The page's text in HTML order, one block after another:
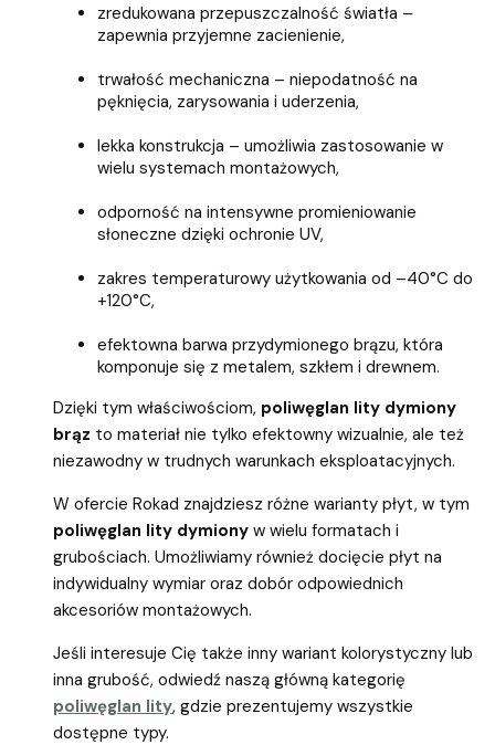
zredukowana przepuszczalność światła –
zapewnia przyjemne zacienienie,
trwałość mechaniczna – niepodatność na
pęknięcia, zarysowania i uderzenia,
lekka konstrukcja – umożliwia zastosowanie w
wielu systemach montażowych,
odporność na intensywne promieniowanie
słoneczne dzięki ochronie UV,
zakres temperaturowy użytkowania od –40°C do
+120°C,
efektowna barwa przydymionego brązu, która
komponuje się z metalem, szkłem i drewnem.
Dzięki tym właściwościom, poliwęglan lity dymiony
brąz to materiał nie tylko efektowny wizualnie, ale też
niezawodny w trudnych warunkach eksploatacyjnych.
W ofercie Rokad znajdziesz różne warianty płyt, w tym
poliwęglan lity dymiony w wielu formatach i
grubościach. Umożliwiamy również docięcie płyt na
indywidualny wymiar oraz dobór odpowiednich
akcesoriów montażowych.
Jeśli interesuje Cię także inny wariant kolorystyczny lub
inna grubość, odwiedź naszą główną kategorię
poliwęglan lity, gdzie prezentujemy wszystkie
dostępne typy.